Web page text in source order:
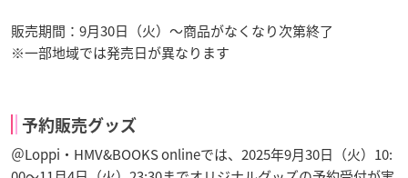
販売期間：9月30日（火）～商品がなくなり次第終了
※一部地域では発売日が異なります
予約販売グッズ
＠Loppi・HMV&BOOKS onlineでは、2025年9月30日（火）10: